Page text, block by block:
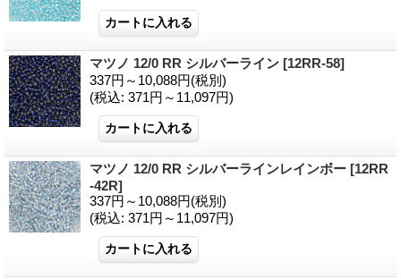
マツノ 12/0 RR シルバーライン [12RR-58]
337円～10,088円(税別)
(税込: 371円～11,097円)
マツノ 12/0 RR シルバーラインレインボー [12RR
-42R]
337円～10,088円(税別)
(税込: 371円～11,097円)